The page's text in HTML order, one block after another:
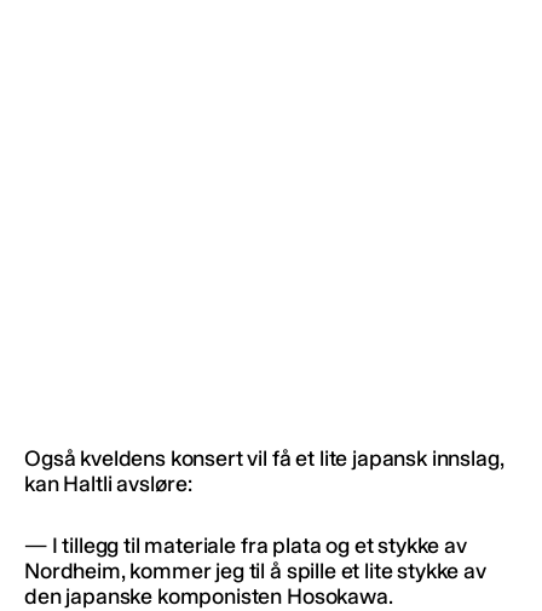
Også kveldens konsert vil få et lite japansk innslag,
kan Haltli avsløre:
— I tillegg til materiale fra plata og et stykke av
Nordheim, kommer jeg til å spille et lite stykke av
den japanske komponisten Hosokawa.